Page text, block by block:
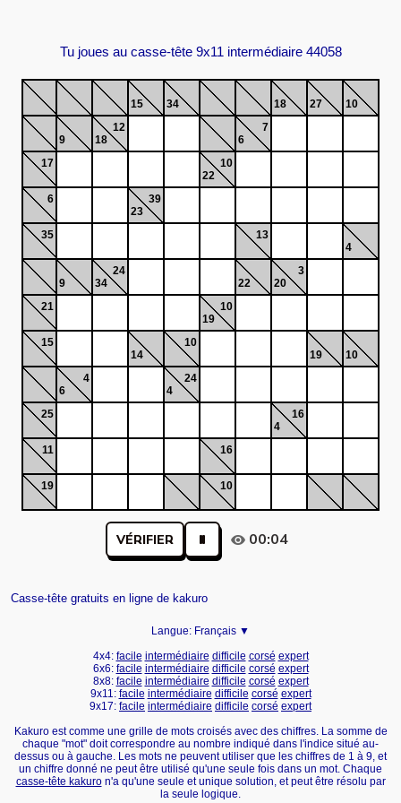
Tu joues au casse-tête 9x11 intermédiaire 44058
15 34 18 27 10
9
12
18
7
6
17
10
22
6
39
23
35
13
4
9
24
34
22
3
20
21
10
19
15
14
10
19
10
4
6
24
4
25
16
4
11
16
19 10
VÉRIFIER 00:04
Casse-tête gratuits en ligne de kakuro
Langue: Français ▼
4x4: facile intermédiaire difficile corsé expert
6x6: facile intermédiaire difficile corsé expert
8x8: facile intermédiaire difficile corsé expert
9x11: facile intermédiaire difficile corsé expert
9x17: facile intermédiaire difficile corsé expert
Kakuro est comme une grille de mots croisés avec des chiffres. La somme de
chaque "mot" doit correspondre au nombre indiqué dans l'indice situé au-
dessus ou à gauche. Les mots ne peuvent utiliser que les chiffres de 1 à 9, et
un chiffre donné ne peut être utilisé qu'une seule fois dans un mot. Chaque
casse-tête kakuron'a qu'une seule et unique solution, et peut être résolu par
la seule logique.